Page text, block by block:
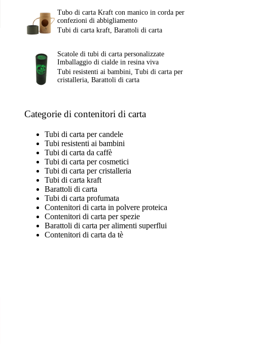
Tubo di carta Kraft con manico in corda per
confezioni di abbigliamento
Tubi di carta kraft,Barattoli di carta
Scatole di tubi di carta personalizzate
Imballaggio di cialde in resina viva
Tubi resistenti ai bambini ,Tubi di carta per
cristalleria ,Barattoli di carta
Categorie di contenitori di carta
Tubi di carta per candele
Tubi resistenti ai bambini
Tubi di carta da caffè
Tubi di carta per cosmetici
Tubi di carta per cristalleria
Tubi di carta kraft
Barattoli di carta
Tubi di carta profumata
Contenitori di carta in polvere proteica
Contenitori di carta per spezie
Barattoli di carta per alimenti superflui
Contenitori di carta da tè